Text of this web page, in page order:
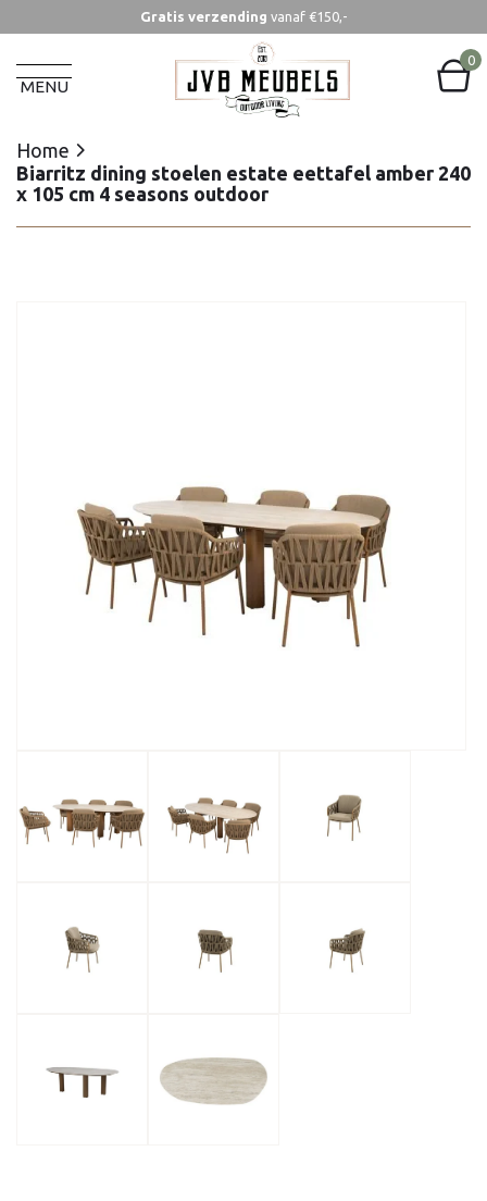
Gratis verzending vanaf €150,-
MENU
0
Home
Biarritz dining stoelen estate eettafel amber 240
x 105 cm 4 seasons outdoor
Home
Biarritz dining stoelen estate eettafel amber 240
x 105 cm 4 seasons outdoor